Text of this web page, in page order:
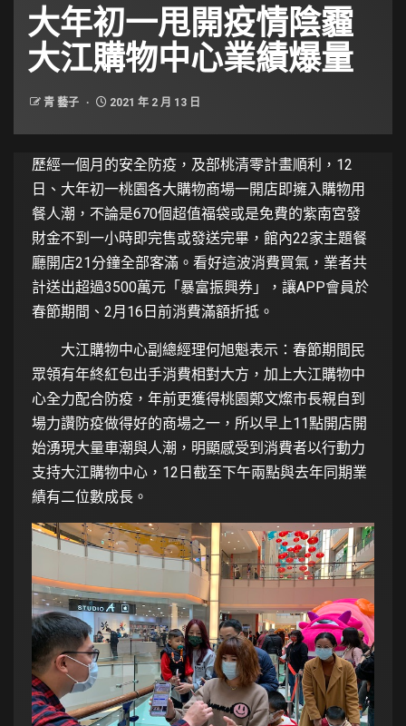
大年初一甩開疫情陰霾
大江購物中心業績爆量
青 藝子 2021 年 2 月 13 日
歷經一個月的安全防疫，及部桃清零計畫順利，12
日、大年初一桃園各大購物商場一開店即擁入購物用
餐人潮，不論是670個超值福袋或是免費的紫南宮發
財金不到一小時即完售或發送完畢，館內22家主題餐
廳開店21分鐘全部客滿。看好這波消費買氣，業者共
計送出超過3500萬元「暴富振興券」，讓APP會員於
春節期間、2月16日前消費滿額折抵。
大江購物中心副總經理何旭魁表示：春節期間民
眾領有年終紅包出手消費相對大方，加上大江購物中
心全力配合防疫，年前更獲得桃園鄭文燦市長親自到
場力讚防疫做得好的商場之一，所以早上11點開店開
始湧現大量車潮與人潮，明顯感受到消費者以行動力
支持大江購物中心，12日截至下午兩點與去年同期業
績有二位數成長。